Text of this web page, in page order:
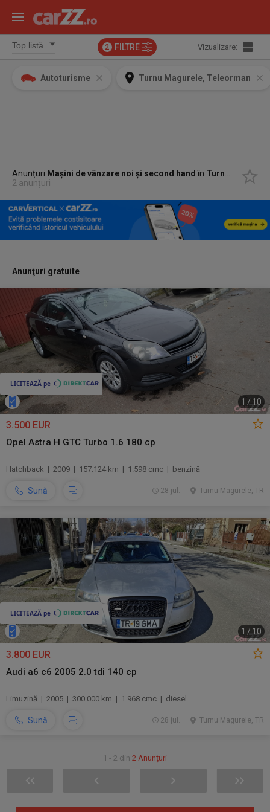
2 FILTRE Vizualizare:
Autoturisme Turnu Magurele, Teleorman
Anunțuri Mașini de vânzare noi și second hand în Turnu Magurele, Teleorman
2 anunțuri
Anunţuri gratuite
1 / 10
3.500 EUR
Opel Astra H GTC Turbo 1.6 180 cp
Hatchback | 2009 | 157.124 km | 1.598 cmc | benzină
Sună Turnu Magurele, TR
28 jul.
1 / 10
3.800 EUR
Audi a6 c6 2005 2.0 tdi 140 cp
Limuzină | 2005 | 300.000 km | 1.968 cmc | diesel
Sună Turnu Magurele, TR
28 jul.
1 - 2 din 2 Anunțuri